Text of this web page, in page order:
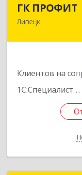
ГК ПРОФИТ
Липецк
Клиентов на
1С:Специалист
398001,